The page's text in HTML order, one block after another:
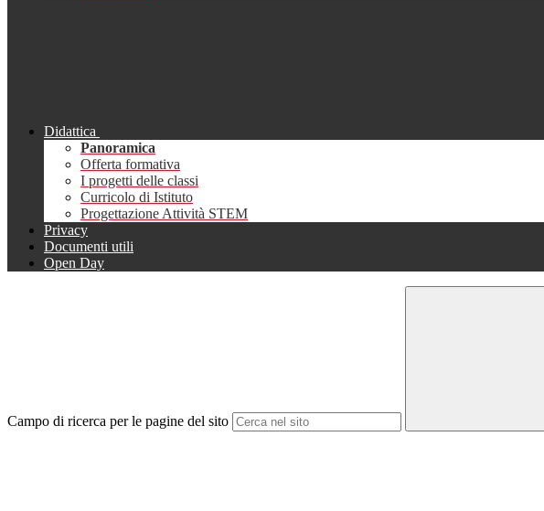
Didattica
Panoramica
Offerta formativa
I progetti delle classi
Curricolo di Istituto
Progettazione Attività STEM
Privacy
Documenti utili
Open Day
Campo di ricerca per le pagine del sito